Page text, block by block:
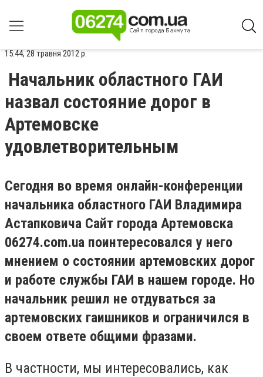
15:44, 28 травня 2012 р.
Начальник областного ГАИ
назвал состояние дорог в
Артемовске
удовлетворительным
Сегодня во время онлайн-конференции
начальника областного ГАИ Владимира
Астапковича Сайт города Артемовска
06274.com.ua поинтересовался у него
мнением о состоянии артемовских дорог
и работе службы ГАИ в нашем городе. Но
начальник решил не отдуваться за
артемовских гаишников и ограничился в
своем ответе общими фразами.
В частности, мы интересовались, как